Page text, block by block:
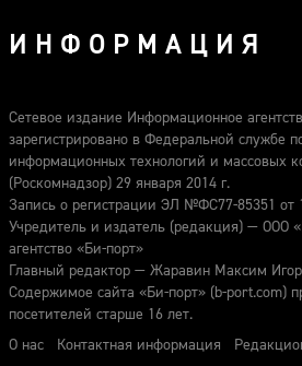
ИНФОРМАЦИЯ
Сетевое издание Информационное
зарегистрировано в Федеральной службе
информационных технологий и массовых
(Роскомнадзор) 29 января 2014 г.
Запись о регистрации ЭЛ №ФС77-85351 от
Учредитель и издатель (редакция) — ООО
агентство «Би-порт»
Главный редактор — Жаравин Максим
Содержимое сайта «Би-порт» (b-port.com)
посетителей старше 16 лет.
О нас
Контактная информация